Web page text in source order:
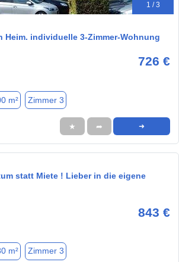
1 / 3
Heim. individuelle 3-Zimmer-Wohnung
726 €
m² Zimmer 3
★ ➦ ➜
statt Miete ! Lieber in die eigene
843 €
m² Zimmer 3